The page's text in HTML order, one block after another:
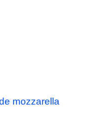
mozzarella